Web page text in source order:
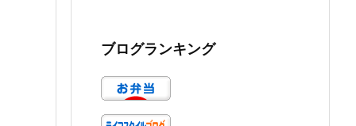
ブログランキング